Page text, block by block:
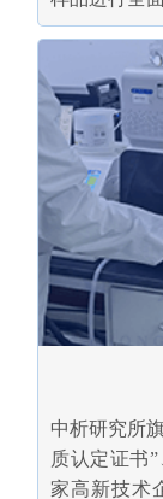
中析研究所
质认定证书”
家高新技术